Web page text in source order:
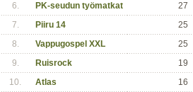
6.
PK-seudun työmatkat
27
7.
Piiru 14
25
8.
Vappugospel XXL
25
9.
Ruisrock
19
10.
Atlas 16